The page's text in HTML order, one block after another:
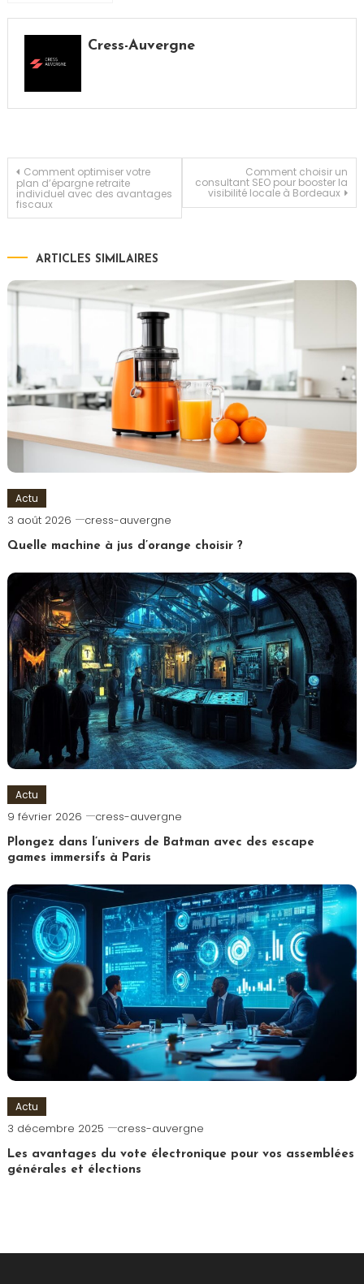
la différence ?
Cress-Auvergne
Navigation
de
l’article
Comment optimiser votre
plan d’épargne retraite
individuel avec des avantages
fiscaux
Comment choisir un
consultant SEO pour booster la
visibilité locale à Bordeaux
ARTICLES SIMILAIRES
Actu
3 août 2026 cress-auvergne
Quelle machine à jus d’orange choisir ?
Actu
9 février 2026 cress-auvergne
Plongez dans l’univers de Batman avec des escape
games immersifs à Paris
Actu
3 décembre 2025 cress-auvergne
Les avantages du vote électronique pour vos assemblées
générales et élections